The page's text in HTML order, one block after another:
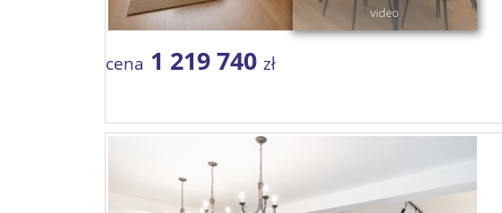
video
cena 1 219 740 zł